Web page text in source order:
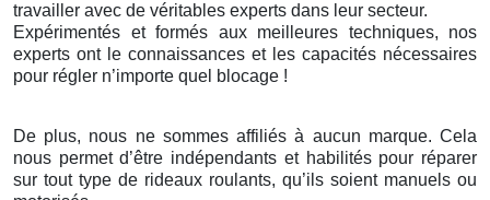
travailler avec de véritables experts dans leur secteur.
Expérimentés et formés aux meilleures techniques, nos
experts ont le connaissances et les capacités nécessaires
pour régler n’importe quel blocage !
De plus, nous ne sommes affiliés à aucun marque. Cela
nous permet d’être indépendants et habilités pour réparer
sur tout type de rideaux roulants, qu’ils soient manuels ou